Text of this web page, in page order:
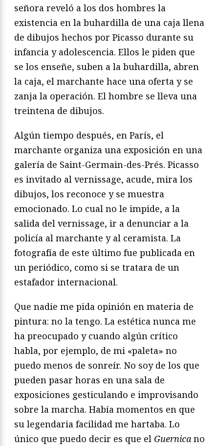
señora reveló a los dos hombres la
existencia en la buhardilla de una caja llena
de dibujos hechos por Picasso durante su
infancia y adolescencia. Ellos le piden que
se los enseñe, suben a la buhardilla, abren
la caja, el marchante hace una oferta y se
zanja la operación. El hombre se lleva una
treintena de dibujos.
Algún tiempo después, en París, el
marchante organiza una exposición en una
galería de Saint-Germain-des-Prés. Picasso
es invitado al vernissage, acude, mira los
dibujos, los reconoce y se muestra
emocionado. Lo cual no le impide, a la
salida del vernissage, ir a denunciar a la
policía al marchante y al ceramista. La
fotografía de este último fue publicada en
un periódico, como si se tratara de un
estafador internacional.
Que nadie me pida opinión en materia de
pintura: no la tengo. La estética nunca me
ha preocupado y cuando algún crítico
habla, por ejemplo, de mi «paleta» no
puedo menos de sonreír. No soy de los que
pueden pasar horas en una sala de
exposiciones gesticulando e improvisando
sobre la marcha. Había momentos en que
su legendaria facilidad me hartaba. Lo
único que puedo decir es que el Guernica no